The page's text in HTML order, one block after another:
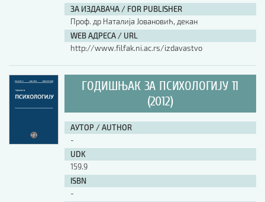
ЗА ИЗДАВАЧА / FOR PUBLISHER
Проф. др Наталија Јовановић, декан
WEB АДРЕСА / URL
http://www.filfak.ni.ac.rs/izdavastvo
ГОДИШЊАК ЗА ПСИХОЛОГИЈУ 11
(2012)
АУТОР / AUTHOR
-
UDK
159.9
ISBN
-